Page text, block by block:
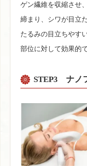
ゲン繊維を収縮させ
締まり、シワが目立
たるみの目立ちやす
部位に対して効果的
STEP3 ナノ